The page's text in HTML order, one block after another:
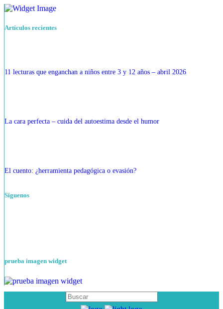
Artículos recientes
11 lecturas que enganchan a niños entre 3 y 12 años – abril 2026
La cara perfecta – cuida del autoestima desde el humor
El cuento: ¿herramienta pedagógica o evasión?
Siguenos
prueba imagen widget